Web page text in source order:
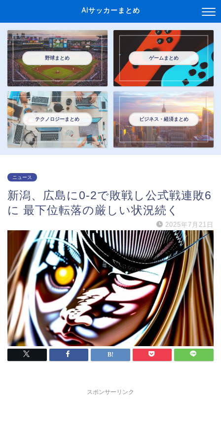
AIサッカーまとめ
野球まとめ ゲームまとめ
テクノロジーまとめ ビジネス・経済まとめ
ニュース
新潟、広島に0-2で敗戦し公式戦連敗6
に 最下位転落の厳しい状況続く
2025年7月21日
スポンサーリンク